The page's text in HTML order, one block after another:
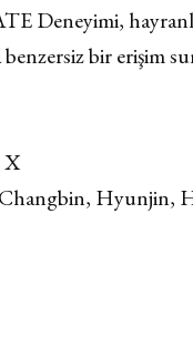
Deneyimi,
bir erişim
X
Hyunjin,